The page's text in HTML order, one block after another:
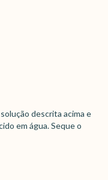
descrita acima e
em água. Seque o